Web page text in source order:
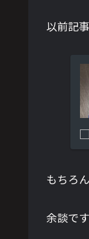
以前記
もちろ
余談で